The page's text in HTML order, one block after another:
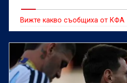
Вижте какво съобщиха от КФА